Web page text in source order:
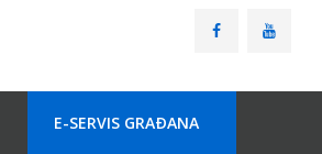
E-SERVIS GRAÐANA